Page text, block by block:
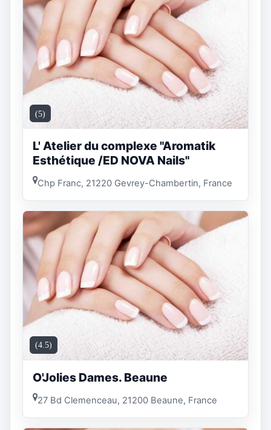
(5)
L' Atelier du complexe "Aromatik
Esthétique /ED NOVA Nails"
Chp Franc, 21220 Gevrey-Chambertin, France
(4.5)
O'Jolies Dames. Beaune
27 Bd Clemenceau, 21200 Beaune, France